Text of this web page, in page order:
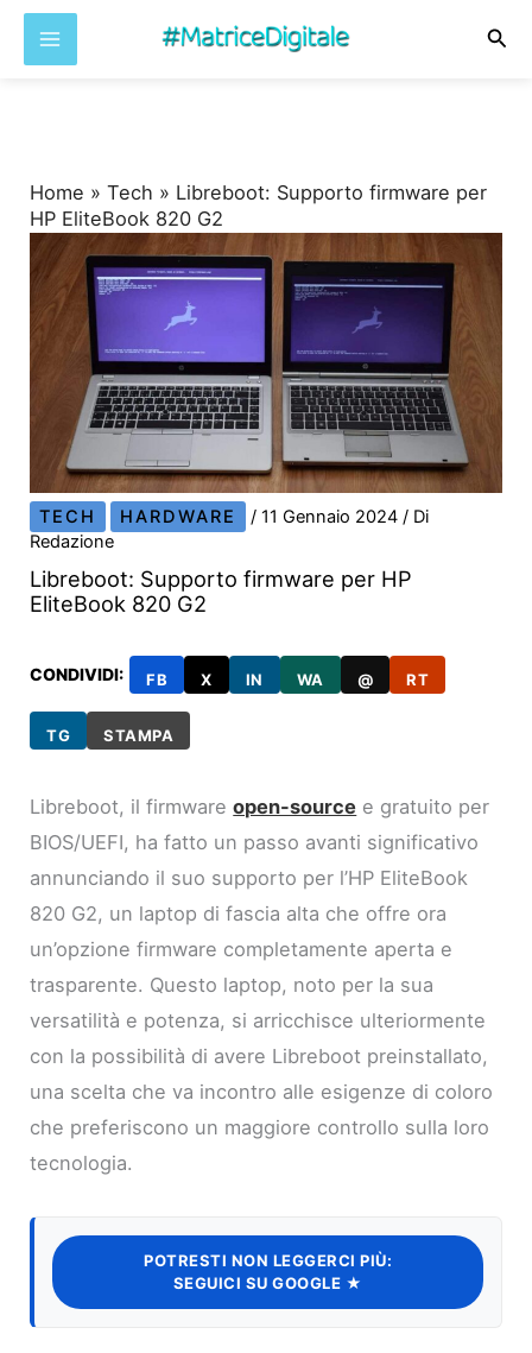
Home »Tech » Libreboot: Supporto firmware per
HP EliteBook 820 G2
TECH HARDWARE /11 Gennaio 2024/ Di
Redazione
Libreboot: Supporto firmware per HP
EliteBook 820 G2
CONDIVIDI: FB X IN WA @ RT
TG STAMPA
Libreboot, il firmwareopen-source e gratuito per
BIOS/UEFI, ha fatto un passo avanti significativo
annunciando il suo supporto per l’HP EliteBook
820 G2, un laptop di fascia alta che offre ora
un’opzione firmware completamente aperta e
trasparente. Questo laptop, noto per la sua
versatilità e potenza, si arricchisce ulteriormente
con la possibilità di avere Libreboot preinstallato,
una scelta che va incontro alle esigenze di coloro
che preferiscono un maggiore controllo sulla loro
tecnologia.
POTRESTI NON LEGGERCI PIÙ:
SEGUICI SU GOOGLE ★